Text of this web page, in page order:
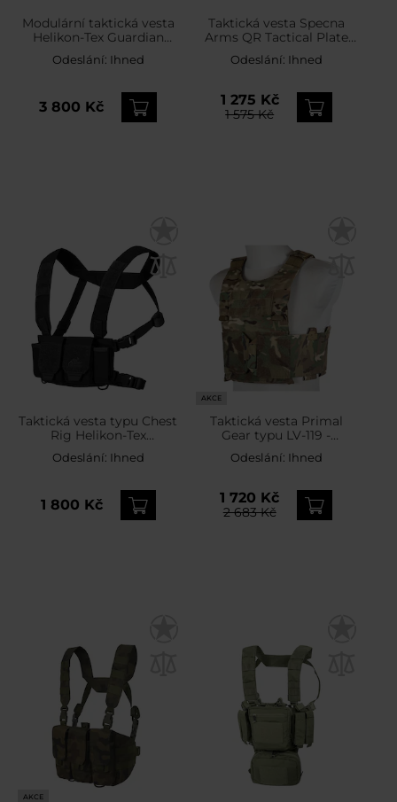
Modulární taktická vesta
Helikon-Tex Guardian
Military Set MultiCam –
pro desky M
Odeslání: Ihned
3 800 Kč
Taktická vesta Specna
Arms QR Tactical Plate
Carrier - MultiCam
Odeslání: Ihned
1 275 Kč
1 575 Kč
Taktická vesta typu Chest
Rig Helikon-Tex
Competition MultiGun -
Black
Odeslání: Ihned
1 800 Kč
AKCE
Taktická vesta Primal
Gear typu LV-119 -
MultiCam
Odeslání: Ihned
1 720 Kč
2 683 Kč
AKCE